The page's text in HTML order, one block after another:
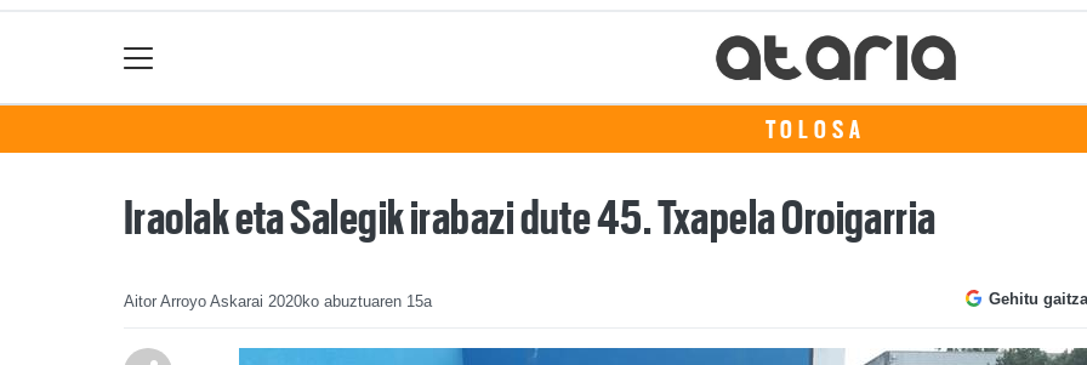
TOLOSA
Iraolak eta Salegik irabazi dute 45. Txapela Oroigarria
Aitor Arroyo Askarai 2020ko abuztuaren 15a Gehitu